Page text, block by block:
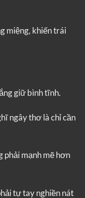
miệng, khiến trái
giữ bình tĩnh.
ngây thơ là chỉ cần
phải mạnh mẽ hơn
tự tay nghiền nát